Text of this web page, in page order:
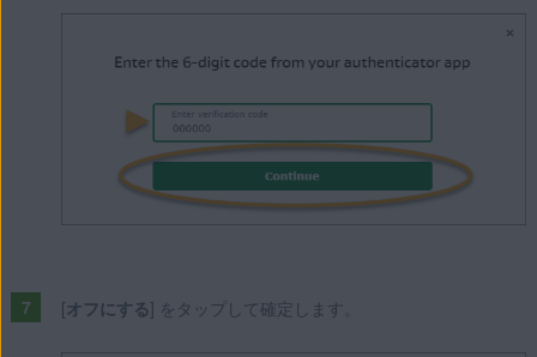
[オフにする] をタップして確定します。